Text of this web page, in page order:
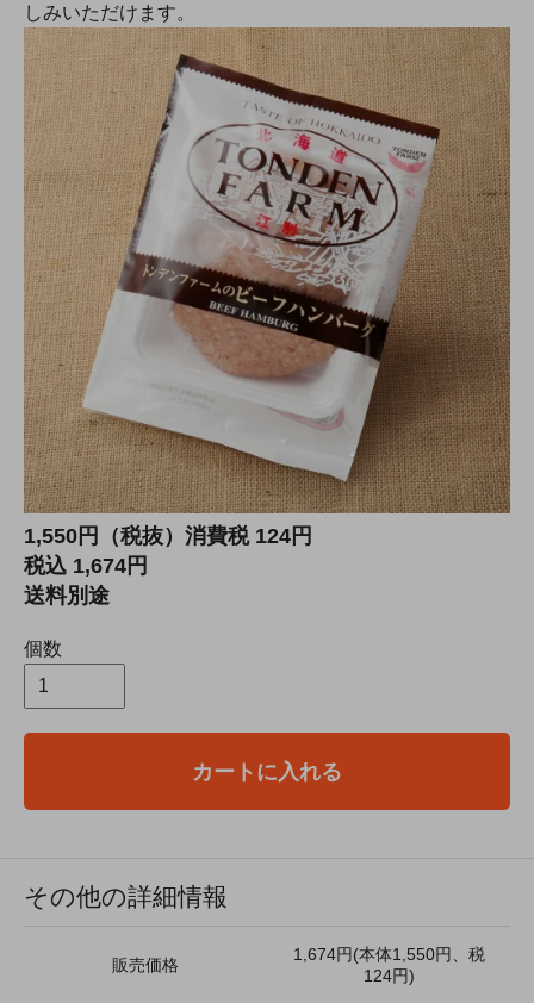
しみいただけます。
1,550円（税抜）消費税 124円
税込 1,674円
送料別途
個数
カートに入れる
その他の詳細情報
販売価格
1,674円(本体1,550円、税
124円)